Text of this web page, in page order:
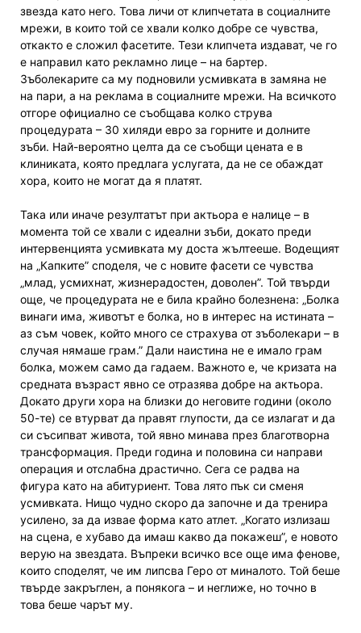
звезда като него. Това личи от клипчетата в социалните
мрежи, в които той се хвали колко добре се чувства,
откакто е сложил фасетите. Тези клипчета издават, че го
е направил като рекламно лице – на бартер.
Зъболекарите са му подновили усмивката в замяна не
на пари, а на реклама в социалните мрежи. На всичкото
отгоре официално се съобщава колко струва
процедурата – 30 хиляди евро за горните и долните
зъби. Най-вероятно целта да се съобщи цената е в
клиниката, която предлага услугата, да не се обаждат
хора, които не могат да я платят.
Така или иначе резултатът при актьора е налице – в
момента той се хвали с идеални зъби, докато преди
интервенцията усмивката му доста жълтееше. Водещият
на „Капките” споделя, че с новите фасети се чувства
„млад, усмихнат, жизнерадостен, доволен”. Той твърди
още, че процедурата не е била крайно болезнена: „Болка
винаги има, животът е болка, но в интерес на истината –
аз съм човек, който много се страхува от зъболекари – в
случая нямаше грам.” Дали наистина не е имало грам
болка, можем само да гадаем. Важното е, че кризата на
средната възраст явно се отразява добре на актьора.
Докато други хора на близки до неговите години (около
50-те) се втурват да правят глупости, да се излагат и да
си съсипват живота, той явно минава през благотворна
трансформация. Преди година и половина си направи
операция и отслабна драстично. Сега се радва на
фигура като на абитуриент. Това лято пък си сменя
усмивката. Нищо чудно скоро да започне и да тренира
усилено, за да извае форма като атлет. „Когато излизаш
на сцена, е хубаво да имаш какво да покажеш”, е новото
верую на звездата. Въпреки всичко все още има фенове,
които споделят, че им липсва Геро от миналото. Той беше
твърде закръглен, а понякога – и неглиже, но точно в
това беше чарът му.